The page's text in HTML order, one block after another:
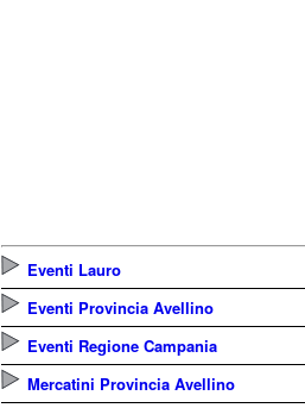
Eventi Lauro
Eventi Provincia Avellino
Eventi Regione Campania
Mercatini Provincia Avellino